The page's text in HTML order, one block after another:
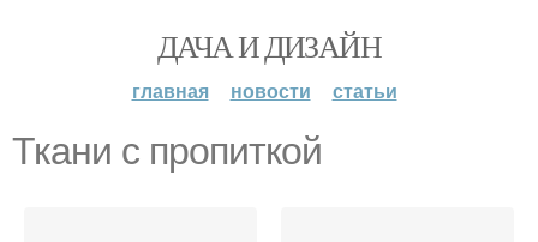
ДАЧА И ДИЗАЙН
главная новости статьи
Ткани с пропиткой